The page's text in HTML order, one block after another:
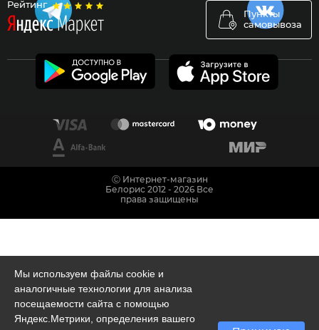
Рейтинг
Пункты
самовывоза
Мы используем файлы cookie и
аналогичные технологии для анализа
посещаемости сайта с помощью
Яндекс.Метрики, определения вашего
Ⓒ Интернет-магазин
Белорис 2012 - 2026 Все
права защищены